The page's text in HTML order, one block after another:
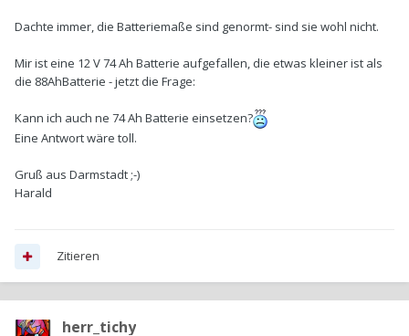
Dachte immer, die Batteriemaße sind genormt- sind sie wohl nicht.
Mir ist eine 12 V 74 Ah Batterie aufgefallen, die etwas kleiner ist als
die 88AhBatterie - jetzt die Frage:
Kann ich auch ne 74 Ah Batterie einsetzen?
Eine Antwort wäre toll.
Gruß aus Darmstadt ;-)
Harald
Zitieren
herr_tichy